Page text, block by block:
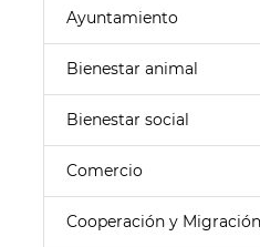
Ayuntamiento
Bienestar animal
Bienestar social
Comercio
Cooperación y Migración